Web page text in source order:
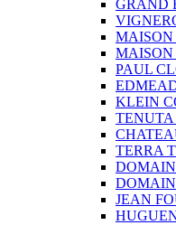
GRAND
MAISON
PAUL
KLEIN
TERRA
JEAN